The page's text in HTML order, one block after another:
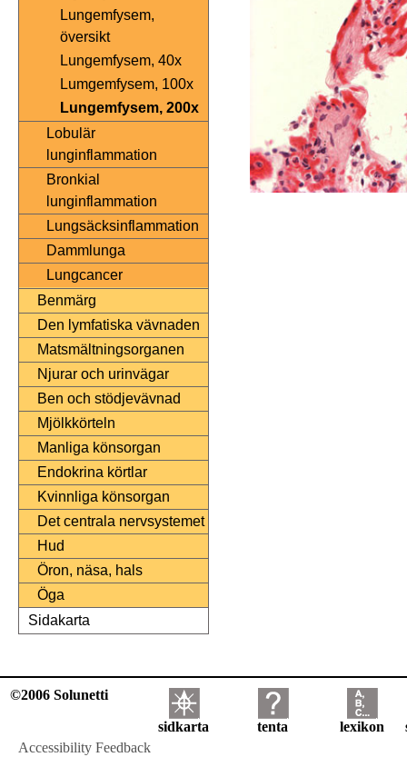
Lungemfysem,
översikt
Lungemfysem, 40x
Lumgemfysem, 100x
Lungemfysem, 200x
Lobulär
lunginflammation
Bronkial
lunginflammation
Lungsäcksinflammation
Dammlunga
Lungcancer
Benmärg
Den lymfatiska vävnaden
Matsmältningsorganen
Njurar och urinvägar
Ben och stödjevävnad
Mjölkkörteln
Manliga könsorgan
Endokrina körtlar
Kvinnliga könsorgan
Det centrala nervsystemet
Hud
Öron, näsa, hals
Öga
Sidakarta
©2006 Solunetti
sidkarta tenta lexikon
Accessibility Feedback